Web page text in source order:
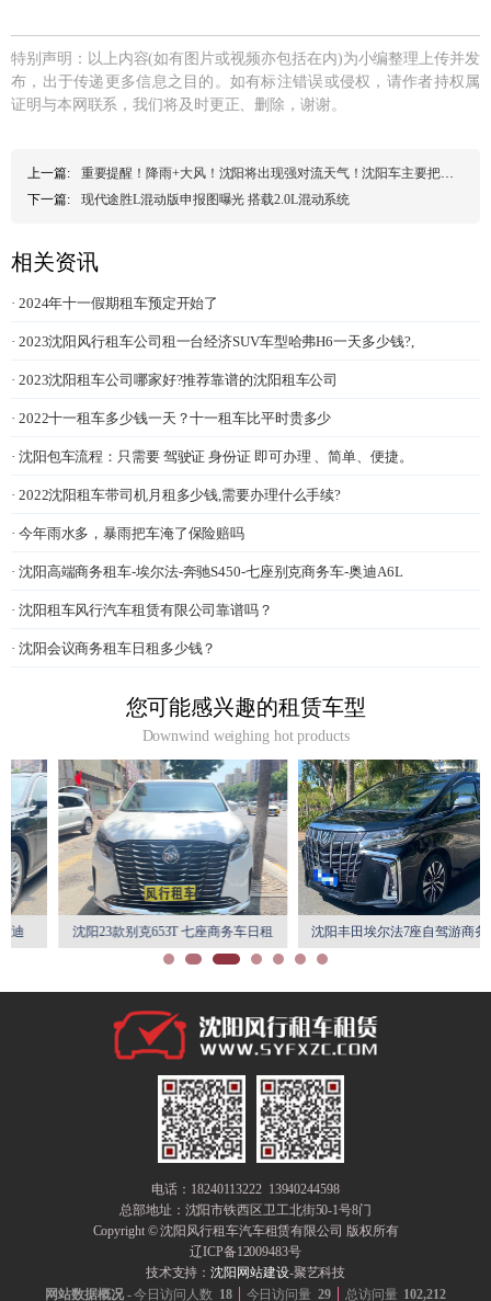
特别声明：以上内容(如有图片或视频亦包括在内)为小编整理上传并发
布，出于传递更多信息之目的。如有标注错误或侵权，请作者持权属
证明与本网联系，我们将及时更正、删除，谢谢。
上一篇:
重要提醒！降雨+大风！沈阳将出现强对流天气！沈阳车主要把车停到较高位置
下一篇:
现代途胜L混动版申报图曝光 搭载2.0L混动系统
相关资讯
· 2024年十一假期租车预定开始了
· 2023沈阳风行租车公司租一台经济SUV车型哈弗H6一天多少钱?,
· 2023沈阳租车公司哪家好?推荐靠谱的沈阳租车公司
· 2022十一租车多少钱一天？十一租车比平时贵多少
· 沈阳包车流程：只需要 驾驶证 身份证 即可办理 、简单、便捷。
· 2022沈阳租车带司机月租多少钱,需要办理什么手续?
· 今年雨水多，暴雨把车淹了保险赔吗
· 沈阳高端商务租车-埃尔法-奔驰S450-七座别克商务车-奥迪A6L
· 沈阳租车风行汽车租赁有限公司靠谱吗？
· 沈阳会议商务租车日租多少钱？
您可能感兴趣的租赁车型
Downwind weighing hot products
沈阳23款别克653T 七座商务车日租 沈阳丰田埃尔法7座自驾游商务车租
电话：18240113222 13940244598
总部地址： 沈阳市铁西区卫工北街50-1号8门
Copyright © 沈阳风行租车汽车租赁有限公司 版权所有
辽ICP备12009483号
技术支持：沈阳网站建设-聚艺科技
网站数据概况 -今日访问人数 18 今日访问量 29 总访问量 102,212